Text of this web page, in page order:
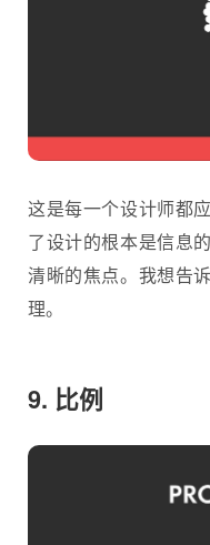
这是每一个设计师都
了设计的根本是信息
清晰的焦点。我想告
理。
9. 比例